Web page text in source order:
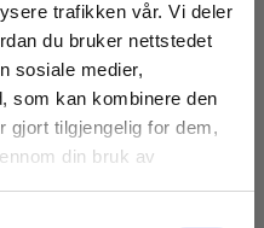
trafikken vår. Vi deler
du bruker nettstedet
sosiale medier,
som kan kombinere den
gjort tilgjengelig for dem,
din bruk av